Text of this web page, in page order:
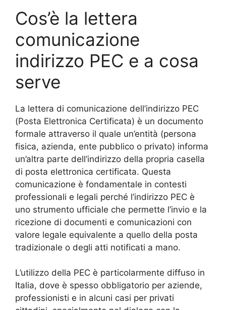
Cos’è la lettera
comunicazione
indirizzo PEC e a cosa
serve
La lettera di comunicazione dell’indirizzo PEC
(Posta Elettronica Certificata) è un documento
formale attraverso il quale un’entità (persona
fisica, azienda, ente pubblico o privato) informa
un’altra parte dell’indirizzo della propria casella
di posta elettronica certificata. Questa
comunicazione è fondamentale in contesti
professionali e legali perché l’indirizzo PEC è
uno strumento ufficiale che permette l’invio e la
ricezione di documenti e comunicazioni con
valore legale equivalente a quello della posta
tradizionale o degli atti notificati a mano.
L’utilizzo della PEC è particolarmente diffuso in
Italia, dove è spesso obbligatorio per aziende,
professionisti e in alcuni casi per privati